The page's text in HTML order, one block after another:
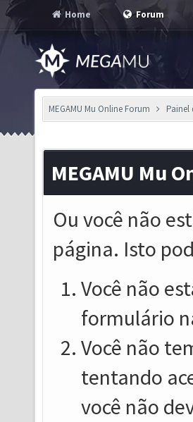
Home Forum
MEGAMU Mu Online Forum Painel
MEGAMU Mu
Ou você não
página. Isto
Você não
formulário
Você não
tentando
você não